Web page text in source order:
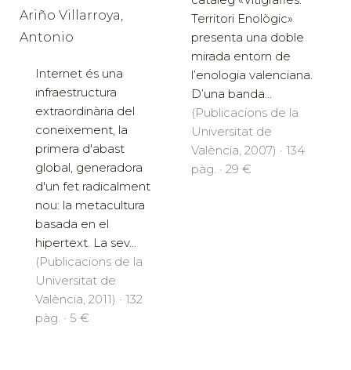
Ariño Villarroya,
Antonio
Internet és una
infraestructura
extraordinària del
coneixement, la
primera d'abast
global, generadora
d'un fet radicalment
nou: la metacultura
basada en el
hipertext. La sev...
(Publicacions de la
Universitat de
València, 2011) · 132
pàg. · 5 €
Territori Enològic»
presenta una doble
mirada entorn de
l’enologia valenciana.
D’una banda...
(Publicacions de la
Universitat de
València, 2007) · 134
pàg. · 29 €